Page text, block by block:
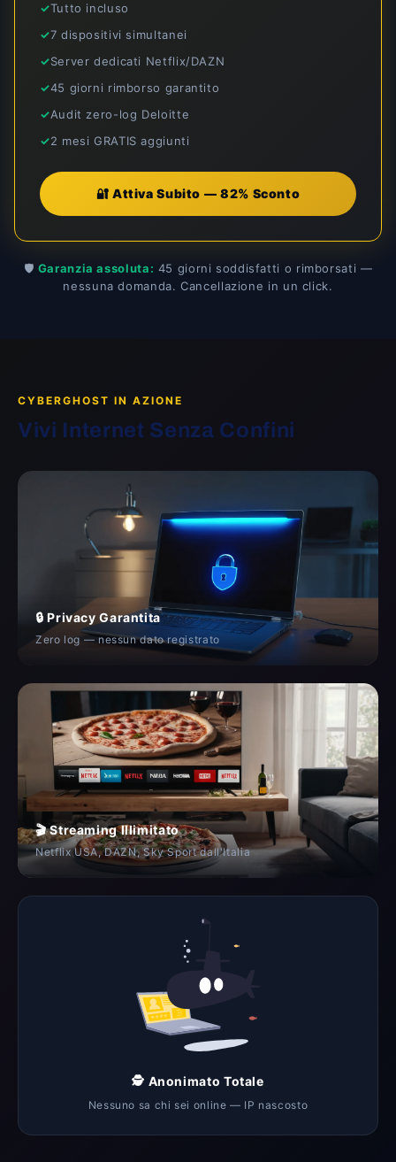
Tutto incluso
7 dispositivi simultanei
Server dedicati Netflix/DAZN
45 giorni rimborso garantito
Audit zero-log Deloitte
2 mesi GRATIS aggiunti
🔐 Attiva Subito — 82% Sconto
🛡️ Garanzia assoluta: 45 giorni soddisfatti o rimborsati —
nessuna domanda. Cancellazione in un click.
CYBERGHOST IN AZIONE
Vivi Internet Senza Confini
🔒 Privacy Garantita
Zero log — nessun dato registrato
🎬 Streaming Illimitato
Netflix USA, DAZN, Sky Sport dall'Italia
🕵️ Anonimato Totale
Nessuno sa chi sei online — IP nascosto